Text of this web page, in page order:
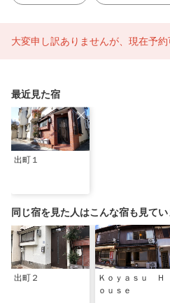
大変申し訳ありませんが、現在予約
最近見た宿
出町１
同じ宿を見た人はこんな宿も見て
出町２
Ｋｏｙａｓｕ Ｈ
ｏｕｓｅ